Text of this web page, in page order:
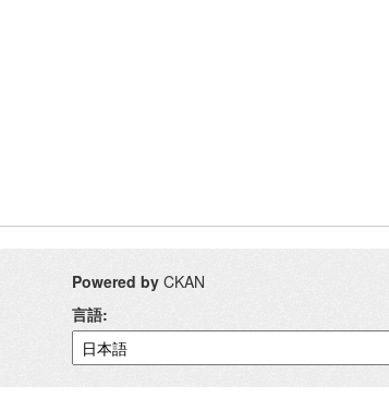
Powered by CKAN
言語